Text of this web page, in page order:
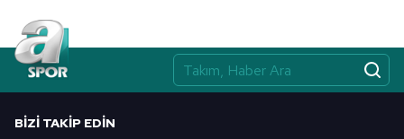
BIZI TAKIP EDIN